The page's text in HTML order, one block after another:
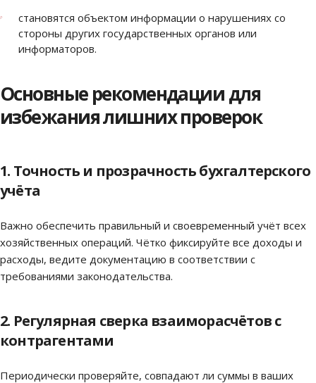
становятся объектом информации о нарушениях со
стороны других государственных органов или
информаторов.
Основные рекомендации для
избежания лишних проверок
1. Точность и прозрачность бухгалтерского
учёта
Важно обеспечить правильный и своевременный учёт всех
хозяйственных операций. Чётко фиксируйте все доходы и
расходы, ведите документацию в соответствии с
требованиями законодательства.
2. Регулярная сверка взаиморасчётов с
контрагентами
Периодически проверяйте, совпадают ли суммы в ваших